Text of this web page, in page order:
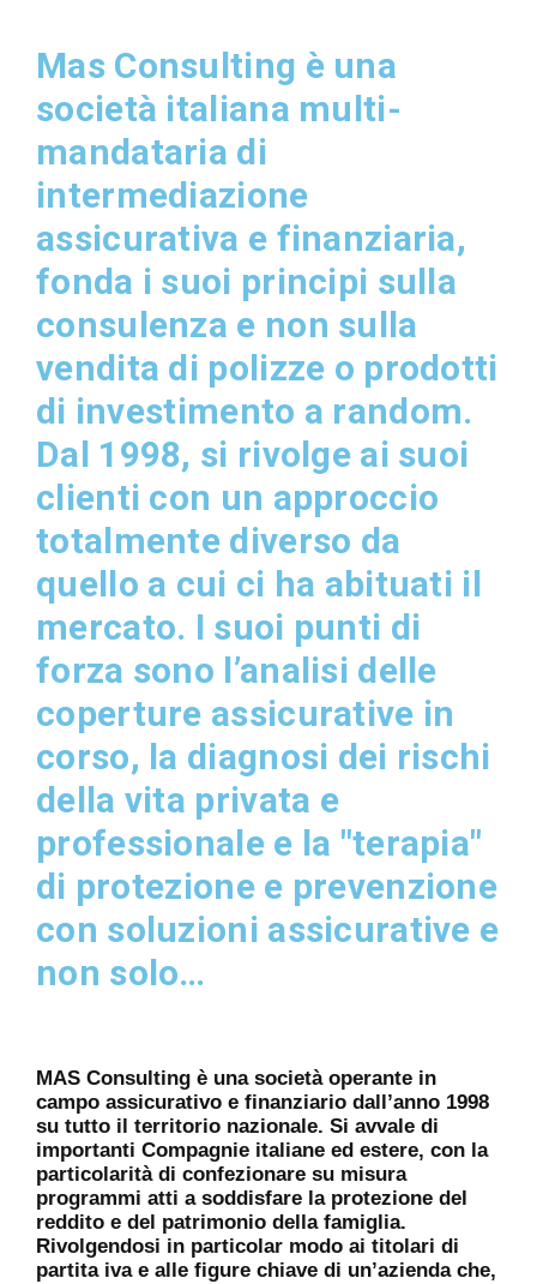
Mas Consulting è una
società italiana multi-
mandataria di
intermediazione
assicurativa e finanziaria,
fonda i suoi principi sulla
consulenza e non sulla
vendita di polizze o prodotti
di investimento a random.
Dal 1998, si rivolge ai suoi
clienti con un approccio
totalmente diverso da
quello a cui ci ha abituati il
mercato. I suoi punti di
forza sono l’analisi delle
coperture assicurative in
corso, la diagnosi dei rischi
della vita privata e
professionale e la "terapia"
di protezione e prevenzione
con soluzioni assicurative e
non solo…
MAS Consulting è una società operante in
campo assicurativo e finanziario dall’anno 1998
su tutto il territorio nazionale. Si avvale di
importanti Compagnie italiane ed estere, con la
particolarità di confezionare su misura
programmi atti a soddisfare la protezione del
reddito e del patrimonio della famiglia.
Rivolgendosi in particolar modo ai titolari di
partita iva e alle figure chiave di un’azienda che,